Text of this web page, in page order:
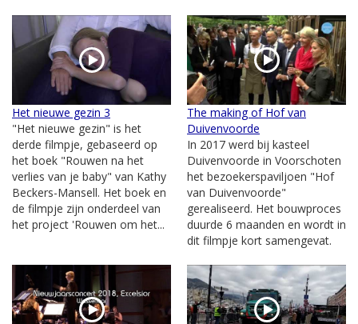
Het nieuwe gezin 3
"Het nieuwe gezin" is het
derde filmpje, gebaseerd op
het boek "Rouwen na het
verlies van je baby" van Kathy
Beckers-Mansell. Het boek en
de filmpje zijn onderdeel van
het project 'Rouwen om het...
The making of Hof van
Duivenvoorde
In 2017 werd bij kasteel
Duivenvoorde in Voorschoten
het bezoekerspaviljoen "Hof
van Duivenvoorde"
gerealiseerd. Het bouwproces
duurde 6 maanden en wordt in
dit filmpje kort samengevat.